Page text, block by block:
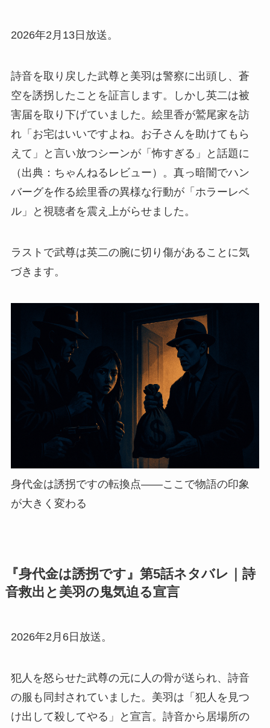
2026年2月13日放送。
詩音を取り戻した武尊と美羽は警察に出頭し、蒼
空を誘拐したことを証言します。しかし英二は被
害届を取り下げていました。絵里香が鷲尾家を訪
れ「お宅はいいですよね。お子さんを助けてもら
えて」と言い放つシーンが「怖すぎる」と話題に
（出典：ちゃんねるレビュー）。真っ暗闇でハン
バーグを作る絵里香の異様な行動が「ホラーレベ
ル」と視聴者を震え上がらせました。
ラストで武尊は英二の腕に切り傷があることに気
づきます。
身代金は誘拐ですの転換点——ここで物語の印象
が大きく変わる
『身代金は誘拐です』第5話ネタバレ｜詩
音救出と美羽の鬼気迫る宣言
2026年2月6日放送。
犯人を怒らせた武尊の元に人の骨が送られ、詩音
の服も同封されていました。美羽は「犯人を見つ
け出して殺してやる」と宣言。詩音から居場所の